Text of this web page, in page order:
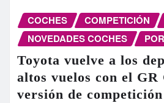
COCHES COMPETICIÓN
NOVEDADES COCHES
Toyota vuelve a los
altos vuelos con el GR
versión de